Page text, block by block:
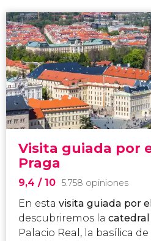
Visita guiada por
Praga
9,4 / 10 5.758 opiniones
En esta visita guiada por
descubriremos la catedral
Palacio Real, la basílica de